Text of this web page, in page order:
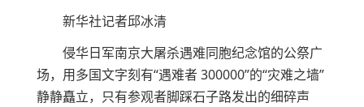
新华社记者邱冰清
侵华日军南京大屠杀遇难同胞纪念馆的公祭广
场，用多国文字刻有“遇难者 300000”的“灾难之墙”
静静矗立，只有参观者脚踩石子路发出的细碎声